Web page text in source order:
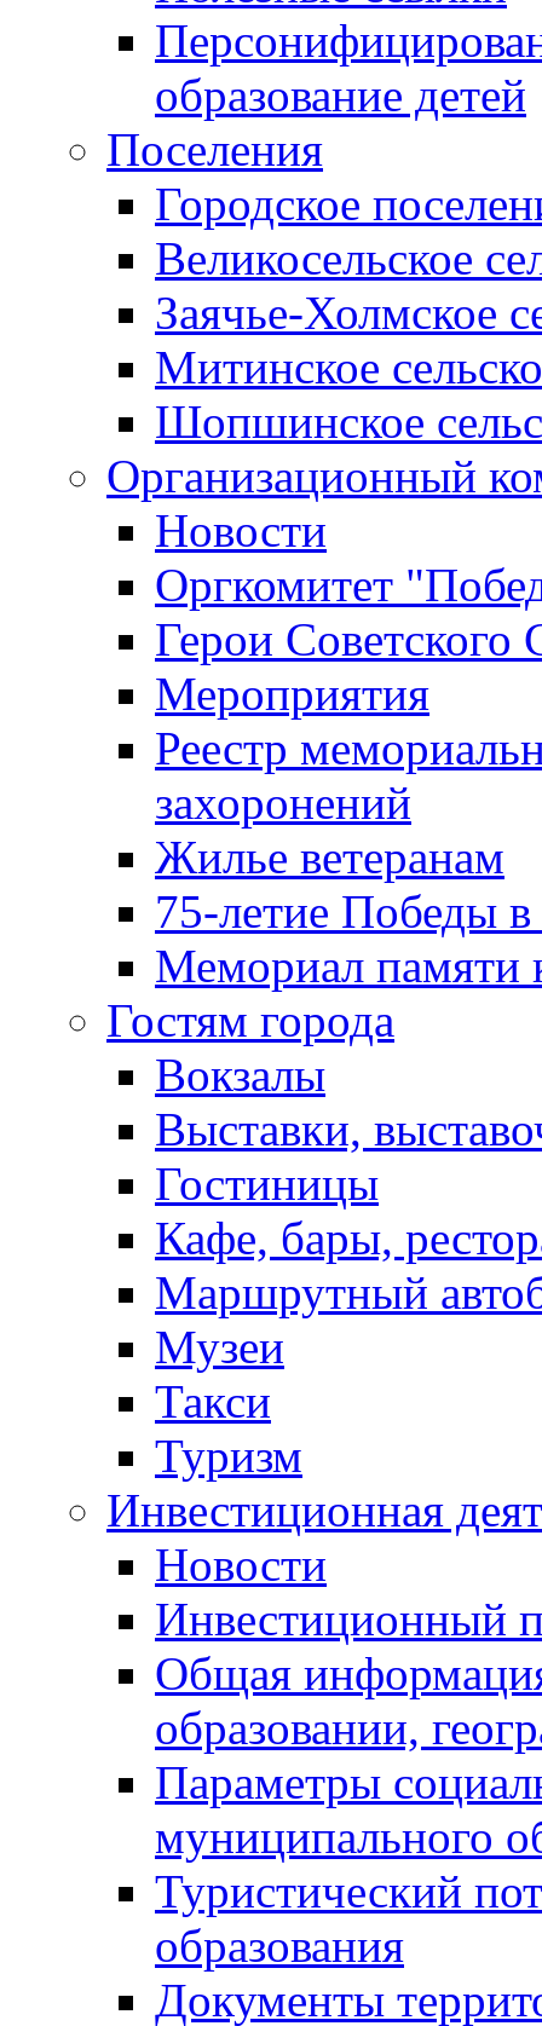
образование детей
Поселения
Городское
Великосельское
Заячье-Холмское
Митинское
Шопшинское
Организационный
Новости
Оргкомитет
Герои Советского
Мероприятия
Реестр
захоронений
Жилье ветеранам
75-летие Победы
Мемориал памяти
Гостям города
Вокзалы
Выставки,
Гостиницы
Кафе, бары,
Маршрутный
Музеи
Такси
Туризм
Инвестиционная
Новости
Инвестиционный
Общая
образовании,
Параметры
муниципального
Туристический
образования
Документы